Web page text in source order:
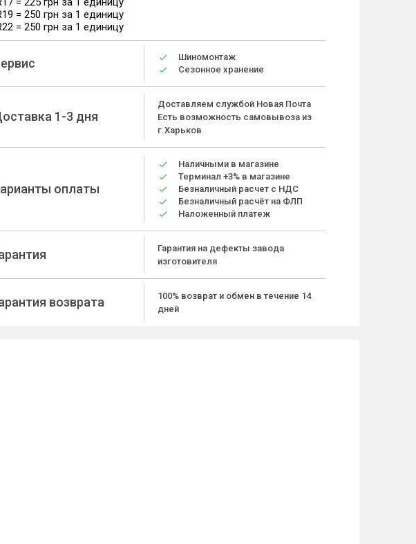
= 250 грн за 1 единицу
= 250 грн за 1 единицу
Шиномонтаж
Сезонное хранение
1-3 дня
Доставляем службой Новая Почта
Есть возможность самовывоза из
г.Харьков
оплаты
Наличными в магазине
Терминал +3% в магазине
Безналичный расчет с НДС
Безналичный расчёт на ФЛП
Наложенный платеж
Гарантия на дефекты завода
изготовителя
возврата
100% возврат и обмен в течение 14
дней